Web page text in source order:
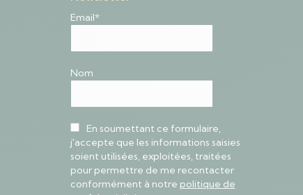
Email*
Nom
En soumettant ce formulaire,
j'accepte que les informations saisies
soient utilisées, exploitées, traitées
pour permettre de me recontacter
conformément à notre politique de